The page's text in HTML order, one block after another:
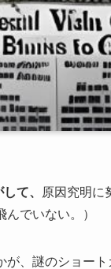
て、
原因究明に
でいない。）
、謎のショート